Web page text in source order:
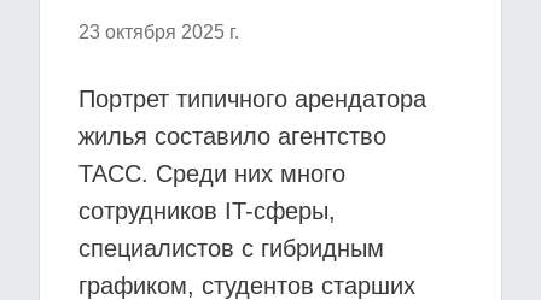
23 октября 2025 г.
Портрет типичного арендатора
жилья составило агентство
ТАСС. Среди них много
сотрудников IT-сферы,
специалистов с гибридным
графиком, студентов старших